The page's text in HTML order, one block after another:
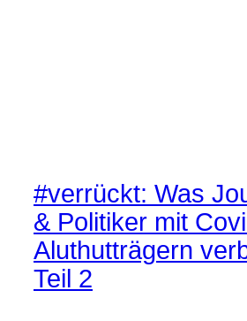
#verrückt: Was
& Politiker mit
Aluthutträgern
Teil 2